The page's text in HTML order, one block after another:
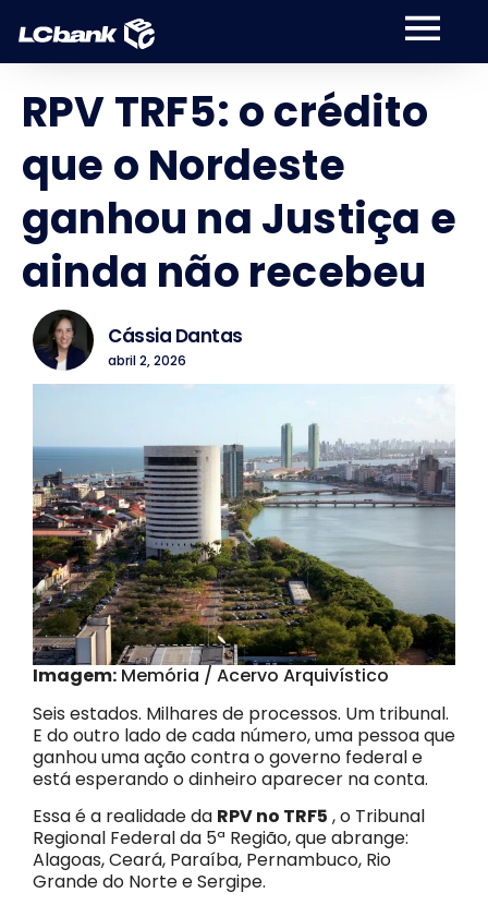
RPV TRF5: o crédito
que o Nordeste
ganhou na Justiça e
ainda não recebeu
Cássia Dantas
abril 2, 2026
Imagem: Memória / Acervo Arquivístico
Seis estados. Milhares de processos. Um tribunal.
E do outro lado de cada número, uma pessoa que
ganhou uma ação contra o governo federal e
está esperando o dinheiro aparecer na conta.
Essa é a realidade da RPV no TRF5 , o Tribunal
Regional Federal da 5ª Região, que abrange:
Alagoas, Ceará, Paraíba, Pernambuco, Rio
Grande do Norte e Sergipe.